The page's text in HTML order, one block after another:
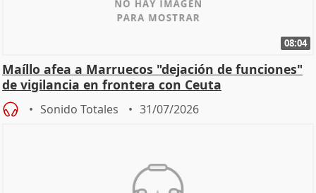
08:04
Maíllo afea a Marruecos "dejación de funciones"
de vigilancia en frontera con Ceuta
Sonido Totales 31/07/2026